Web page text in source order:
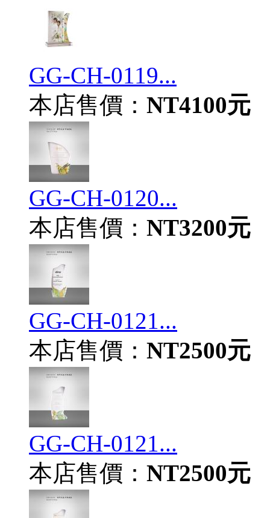
GG-CH-0119...
本店售價： NT4100元
GG-CH-0120...
本店售價： NT3200元
GG-CH-0121...
本店售價： NT2500元
GG-CH-0121...
本店售價： NT2500元